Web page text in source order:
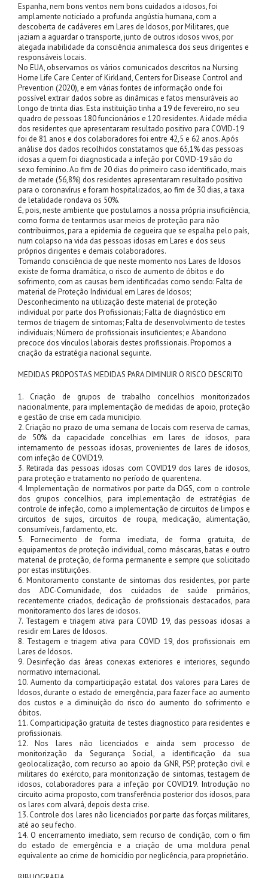
Espanha, nem bons ventos nem bons cuidados a idosos, foi
amplamente noticiado a profunda angústia humana, com a
descoberta de cadáveres em Lares de Idosos, por Militares, que
jaziam a aguardar o transporte, junto de outros idosos vivos, por
alegada inabilidade da consciência animalesca dos seus dirigentes e
responsáveis locais.
No EUA, observamos os vários comunicados descritos na Nursing
Home Life Care Center of Kirkland, Centers for Disease Control and
Prevention (2020), e em várias fontes de informação onde foi
possível extrair dados sobre as dinâmicas e fatos mensuráveis ao
longo de trinta dias. Esta instituição tinha a 19 de fevereiro, no seu
quadro de pessoas 180 funcionários e 120 residentes. A idade média
dos residentes que apresentaram resultado positivo para COVID-19
foi de 81 anos e dos colaboradores foi entre 42,5 e 62 anos. Após
análise dos dados recolhidos constatamos que 65,1% das pessoas
idosas a quem foi diagnosticada a infeção por COVID-19 são do
sexo feminino. Ao fim de 20 dias do primeiro caso identificado, mais
de metade (56,8%) dos residentes apresentaram resultado positivo
para o coronavírus e foram hospitalizados, ao fim de 30 dias, a taxa
de letalidade rondava os 50%.
É, pois, neste ambiente que postulamos a nossa própria insuficiência,
como forma de tentarmos usar meios de proteção para não
contribuirmos, para a epidemia de cegueira que se espalha pelo país,
num colapso na vida das pessoas idosas em Lares e dos seus
próprios dirigentes e demais colaboradores.
Tomando consciência de que neste momento nos Lares de Idosos
existe de forma dramática, o risco de aumento de óbitos e do
sofrimento, com as causas bem identificadas como sendo: Falta de
material de Proteção Individual em Lares de Idosos;
Desconhecimento na utilização deste material de proteção
individual por parte dos Profissionais; Falta de diagnóstico em
termos de triagem de sintomas; Falta de desenvolvimento de testes
individuais; Número de profissionais insuficientes; e Abandono
precoce dos vínculos laborais destes profissionais. Propomos a
criação da estratégia nacional seguinte.
MEDIDAS PROPOSTAS MEDIDAS PARA DIMINUIR O RISCO DESCRITO
1. Criação de grupos de trabalho concelhios monitorizados
nacionalmente, para implementação de medidas de apoio, proteção
e gestão de crise em cada município.
2. Criação no prazo de uma semana de locais com reserva de camas,
de 50% da capacidade concelhias em lares de idosos, para
internamento de pessoas idosas, provenientes de lares de idosos,
com infeção de COVID19.
3. Retirada das pessoas idosas com COVID19 dos lares de idosos,
para proteção e tratamento no período de quarentena.
4. Implementação de normativos por parte da DGS, com o controle
dos grupos concelhios, para implementação de estratégias de
controle de infeção, como a implementação de circuitos de limpos e
circuitos de sujos, circuitos de roupa, medicação, alimentação,
consumíveis, fardamento, etc.
5. Fornecimento de forma imediata, de forma gratuita, de
equipamentos de proteção individual, como máscaras, batas e outro
material de proteção, de forma permanente e sempre que solicitado
por estas instituições.
6. Monitoramento constante de sintomas dos residentes, por parte
dos ADC-Comunidade, dos cuidados de saúde primários,
recentemente criados, dedicação de profissionais destacados, para
monitoramento dos lares de idosos.
7. Testagem e triagem ativa para COVID 19, das pessoas idosas a
residir em Lares de Idosos.
8. Testagem e triagem ativa para COVID 19, dos profissionais em
Lares de Idosos.
9. Desinfeção das áreas conexas exteriores e interiores, segundo
normativo internacional.
10. Aumento da comparticipação estatal dos valores para Lares de
Idosos, durante o estado de emergência, para fazer face ao aumento
dos custos e a diminuição do risco do aumento do sofrimento e
óbitos.
11. Comparticipação gratuita de testes diagnostico para residentes e
profissionais.
12. Nos lares não licenciados e ainda sem processo de
monitorização da Segurança Social, a identificação da sua
geolocalização, com recurso ao apoio da GNR, PSP, proteção civil e
militares do exército, para monitorização de sintomas, testagem de
idosos, colaboradores para a infeção por COVID19. Introdução no
circuito acima proposto, com transferência posterior dos idosos, para
os lares com alvará, depois desta crise.
13. Controle dos lares não licenciados por parte das forças militares,
até ao seu fecho.
14. O encerramento imediato, sem recurso de condição, com o fim
do estado de emergência e a criação de uma moldura penal
equivalente ao crime de homicídio por neglicência, para proprietário.